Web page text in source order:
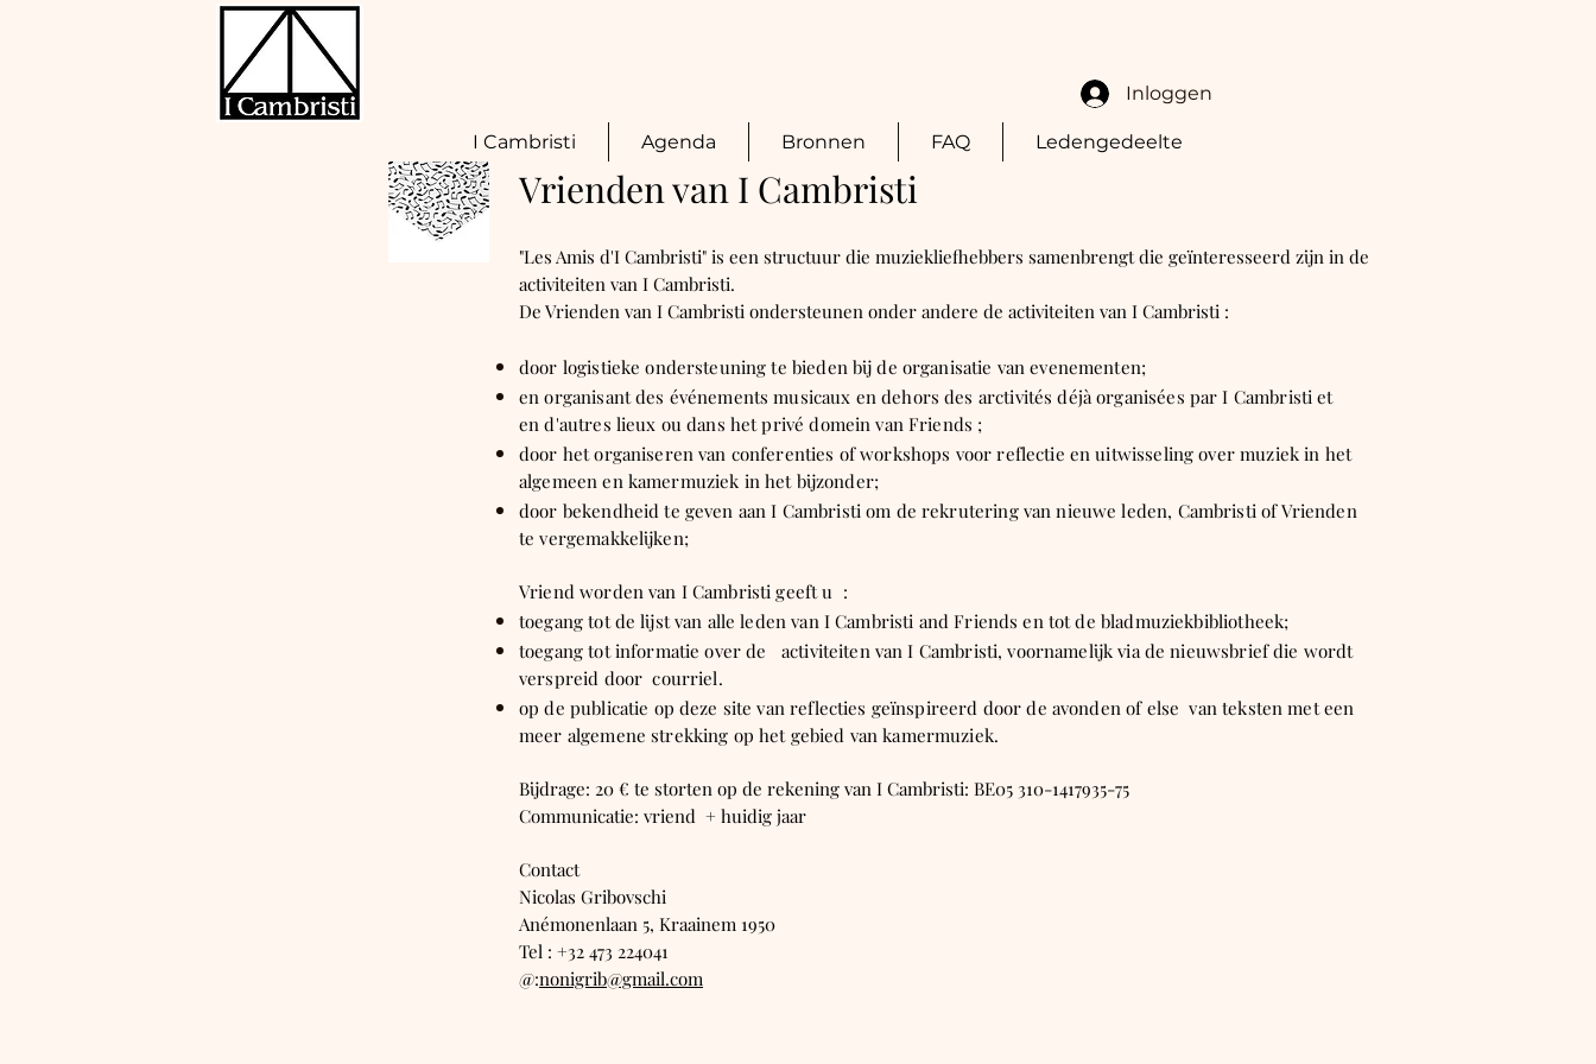
Inloggen
I Cambristi Agenda Bronnen FAQ Ledengedeelte
Vrienden van I Cambristi
"Les Amis d'I Cambristi" is een structuur die muziekliefhebbers samenbrengt die geïnteresseerd zijn in de
activiteiten van I Cambristi.
De Vrienden van I Cambristi ondersteunen onder andere de activiteiten van I Cambristi :
door logistieke ondersteuning te bieden bij de organisatie van evenementen;
en organisant des événements musicaux en dehors des arctivités déjà organisées par I Cambristi et
en d'autres lieux ou dans het privé domein van Friends ;
door het organiseren van conferenties of workshops voor reflectie en uitwisseling over muziek in het
algemeen en kamermuziek in het bijzonder;
door bekendheid te geven aan I Cambristi om de rekrutering van nieuwe leden, Cambristi of Vrienden
te vergemakkelijken;
Vriend worden van I Cambristi geeft u :
toegang tot de lijst van alle leden van I Cambristi and Friends en tot de bladmuziekbibliotheek;
toegang tot informatie over de activiteiten van I Cambristi, voornamelijk via de nieuwsbrief die wordt
verspreid door courriel.
op de publicatie op deze site van reflecties geïnspireerd door de avonden of else van teksten met een
meer algemene strekking op het gebied van kamermuziek.
Bijdrage: 20 € te storten op de rekening van I Cambristi: BE05 310-1417935-75
Communicatie: vriend + huidig jaar
Contact
Nicolas Gribovschi
Anémonenlaan 5, Kraainem 1950
Tel : +32 473 224041
@:nonigrib@gmail.com